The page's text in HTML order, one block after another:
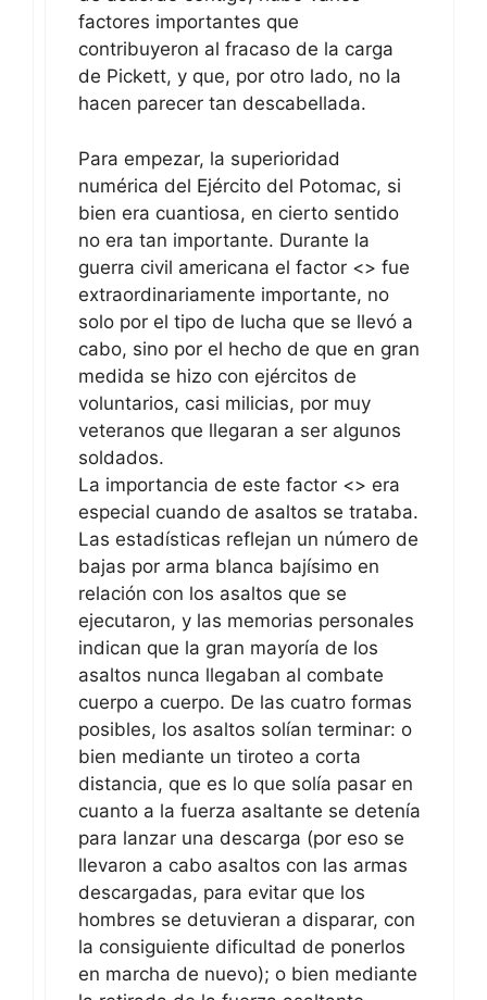
factores importantes que
contribuyeron al fracaso de la carga
de Pickett, y que, por otro lado, no la
hacen parecer tan descabellada.
Para empezar, la superioridad
numérica del Ejército del Potomac, si
bien era cuantiosa, en cierto sentido
no era tan importante. Durante la
guerra civil americana el factor <> fue
extraordinariamente importante, no
solo por el tipo de lucha que se llevó a
cabo, sino por el hecho de que en gran
medida se hizo con ejércitos de
voluntarios, casi milicias, por muy
veteranos que llegaran a ser algunos
soldados.
La importancia de este factor <> era
especial cuando de asaltos se trataba.
Las estadísticas reflejan un número de
bajas por arma blanca bajísimo en
relación con los asaltos que se
ejecutaron, y las memorias personales
indican que la gran mayoría de los
asaltos nunca llegaban al combate
cuerpo a cuerpo. De las cuatro formas
posibles, los asaltos solían terminar: o
bien mediante un tiroteo a corta
distancia, que es lo que solía pasar en
cuanto a la fuerza asaltante se detenía
para lanzar una descarga (por eso se
llevaron a cabo asaltos con las armas
descargadas, para evitar que los
hombres se detuvieran a disparar, con
la consiguiente dificultad de ponerlos
en marcha de nuevo); o bien mediante